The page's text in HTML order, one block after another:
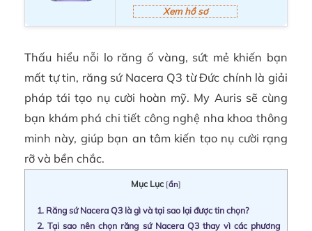
Xem hồ sơ
Thấu hiểu nỗi lo răng ố vàng, sứt mẻ khiến bạn
mất tự tin, răng sứ Nacera Q3 từ Đức chính là giải
pháp tái tạo nụ cười hoàn mỹ. My Auris sẽ cùng
bạn khám phá chi tiết công nghệ nha khoa thông
minh này, giúp bạn an tâm kiến tạo nụ cười rạng
rỡ và bền chắc.
Mục Lục [ẩn]
1. Răng sứ Nacera Q3 là gì và tại sao lại được tin chọn?
2. Tại sao nên chọn răng sứ Nacera Q3 thay vì các phương